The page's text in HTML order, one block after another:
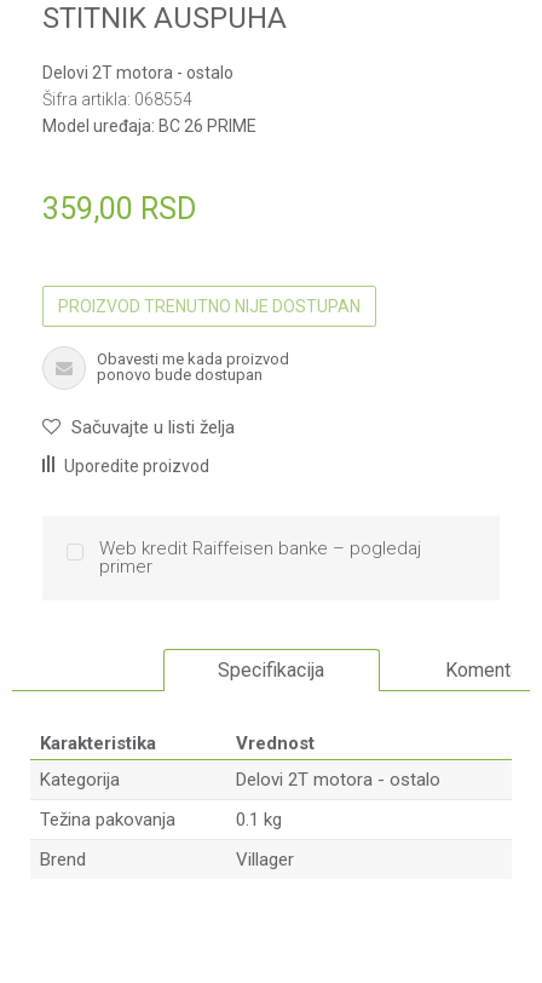
STITNIK AUSPUHA
Delovi 2T motora - ostalo
Šifra artikla: 068554
Model uređaja: BC 26 PRIME
359,00 RSD
PROIZVOD TRENUTNO NIJE DOSTUPAN
Obavesti me kada proizvod
ponovo bude dostupan
Sačuvajte u listi želja
Uporedite proizvod
Web kredit Raiffeisen banke – pogledaj
primer
Specifikacija Komentari
Karakteristika
Vrednost
Kategorija
Delovi 2T motora - ostalo
Težina pakovanja
0.1 kg
Brend
Villager